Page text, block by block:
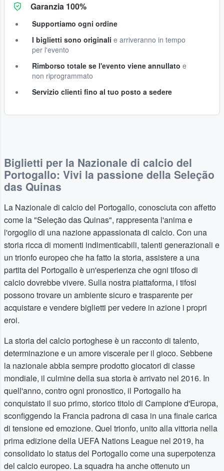
Garanzia 100%
Supportiamo ogni ordine
I biglietti sono originali e arriveranno in tempo
per l'evento
Rimborso totale se l'evento viene annullato e
non riprogrammato
Servizio clienti fino al tuo posto a sedere
Biglietti per la Nazionale di calcio del
Portogallo: Vivi la passione della Seleção
das Quinas
La Nazionale di calcio del Portogallo, conosciuta con affetto
come la "Seleção das Quinas", rappresenta l'anima e
l'orgoglio di una nazione appassionata di calcio. Con una
storia ricca di momenti indimenticabili, talenti generazionali e
un trionfo europeo che ha fatto la storia, assistere a una
partita del Portogallo è un'esperienza che ogni tifoso di
calcio dovrebbe vivere. Sulla nostra piattaforma, i tifosi
possono trovare un ambiente sicuro e trasparente per
acquistare e vendere biglietti per vedere in azione i propri
eroi.
La storia del calcio portoghese è un racconto di talento,
determinazione e un amore viscerale per il gioco. Sebbene
la nazionale abbia sempre prodotto giocatori di classe
mondiale, il culmine della sua storia è arrivato nel 2016. In
quell'anno, contro ogni pronostico, il Portogallo ha
conquistato il suo primo, storico titolo di Campione d'Europa,
sconfiggendo la Francia padrona di casa in una finale carica
di tensione ed emozione. Quel trionfo, unito alla vittoria nella
prima edizione della UEFA Nations League nel 2019, ha
consolidato lo status del Portogallo come una superpotenza
del calcio europeo. La squadra ha anche ottenuto un